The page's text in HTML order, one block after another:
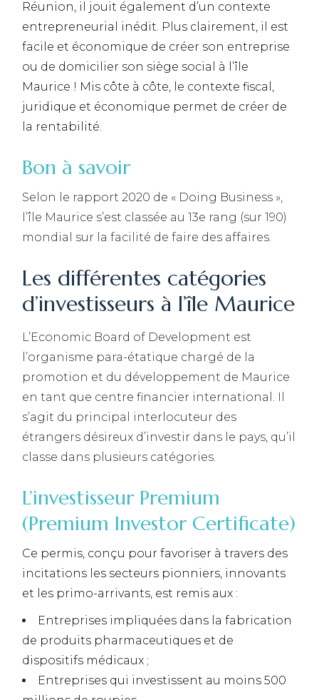
Réunion, il jouit également d’un contexte
entrepreneurial inédit. Plus clairement, il est
facile et économique de créer son entreprise
ou de domicilier son siège social à l’île
Maurice ! Mis côte à côte, le contexte fiscal,
juridique et économique permet de créer de
la rentabilité.
Bon à savoir
Selon le rapport 2020 de « Doing Business »,
l’île Maurice s’est classée au 13e rang (sur 190)
mondial sur la facilité de faire des affaires.
Les différentes catégories
d’investisseurs à l’île Maurice
L’Economic Board of Development est
l’organisme para-étatique chargé de la
promotion et du développement de Maurice
en tant que centre financier international. Il
s’agit du principal interlocuteur des
étrangers désireux d’investir dans le pays, qu’il
classe dans plusieurs catégories.
L’investisseur Premium
(Premium Investor Certificate)
Ce permis, conçu pour favoriser à travers des
incitations les secteurs pionniers, innovants
et les primo-arrivants, est remis aux :
Entreprises impliquées dans la fabrication
de produits pharmaceutiques et de
dispositifs médicaux ;
Entreprises qui investissent au moins 500